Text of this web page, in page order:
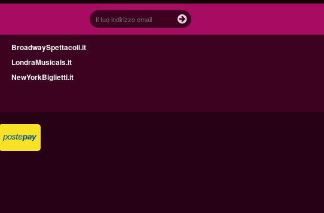
BroadwaySpettacoli.it
LondraMusicals.it
NewYorkBiglietti.it